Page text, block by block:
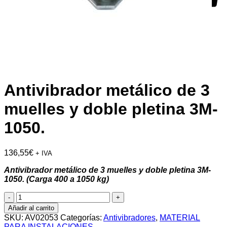
Antivibrador metálico de 3
muelles y doble pletina 3M-
1050.
136,55€ + IVA
Antivibrador metálico de 3 muelles y doble pletina 3M-
1050. (Carga 400 a 1050 kg)
Antivibrador
metálico
de
3
Añadir al carrito
SKU: AV02053 Categorías: Antivibradores, MATERIAL